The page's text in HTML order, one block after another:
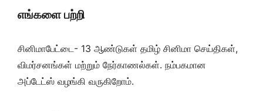
எங்களை பற்றி
சினிமாபேட்டை- 13 ஆண்டுகள் தமிழ் சினிமா செய்திகள்,
விமர்சனங்கள் மற்றும் நேர்காணல்கள். நம்பகமான
அப்டேட்ஸ் வழங்கி வருகிறோம்.